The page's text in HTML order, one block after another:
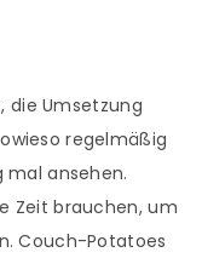
die Umsetzung
regelmäßig
mal ansehen.
Zeit brauchen, um
Couch-Potatoes